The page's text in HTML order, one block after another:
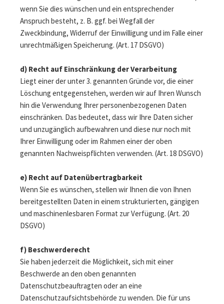
wenn Sie dies wünschen und ein entsprechender
Anspruch besteht, z. B. ggf. bei Wegfall der
Zweckbindung, Widerruf der Einwilligung und im Falle einer
unrechtmäßigen Speicherung. (Art. 17 DSGVO)
d) Recht auf Einschränkung der Verarbeitung
Liegt einer der unter 3. genannten Gründe vor, die einer
Löschung entgegenstehen, werden wir auf Ihren Wunsch
hin die Verwendung Ihrer personenbezogenen Daten
einschränken. Das bedeutet, dass wir Ihre Daten sicher
und unzugänglich aufbewahren und diese nur noch mit
Ihrer Einwilligung oder im Rahmen einer der oben
genannten Nachweispflichten verwenden. (Art. 18 DSGVO)
e) Recht auf Datenübertragbarkeit
Wenn Sie es wünschen, stellen wir Ihnen die von Ihnen
bereitgestellten Daten in einem strukturierten, gängigen
und maschinenlesbaren Format zur Verfügung. (Art. 20
DSGVO)
f) Beschwerderecht
Sie haben jederzeit die Möglichkeit, sich mit einer
Beschwerde an den oben genannten
Datenschutzbeauftragten oder an eine
Datenschutzaufsichtsbehörde zu wenden. Die für uns